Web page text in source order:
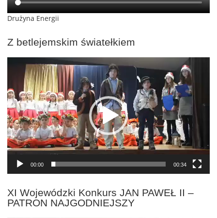
Drużyna Energii
Z betlejemskim światełkiem
Odtwarzacz
00:00 00:34
XI Wojewódzki Konkurs JAN PAWEŁ II –
PATRON NAJGODNIEJSZY